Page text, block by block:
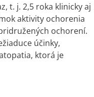
t. j. 2,5 roka klinicky aj
aktivity ochorenia
ochorení.
účinky,
ktorá je